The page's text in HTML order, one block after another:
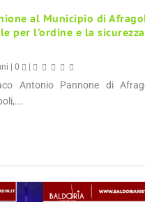
al Municipio di
per l’ordine e la sicurezza
0
Antonio Pannone di